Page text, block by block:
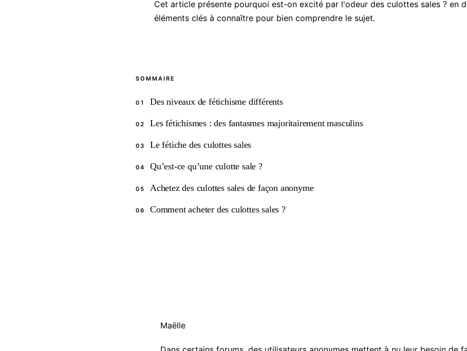
Cet article présente pourquoi est-on excité par l'odeur des culottes sales ? en
éléments clés à connaître pour bien comprendre le sujet.
SOMMAIRE
01 Des niveaux de fétichisme différents
02 Les fétichismes : des fantasmes majoritairement masculins
03 Le fétiche des culottes sales
04 Qu’est-ce qu’une culotte sale ?
05 Achetez des culottes sales de façon anonyme
06 Comment acheter des culottes sales ?
Maëlle